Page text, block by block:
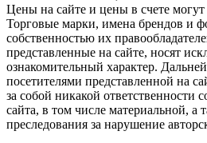
Цены на сайте и цены в счете могут
Торговые марки, имена брендов и
собственностью их
представленные на сайте, носят
ознакомительный характер.
посетителями представленной на
за собой никакой ответственности
сайта, в том числе материальной, а
преследования за нарушение